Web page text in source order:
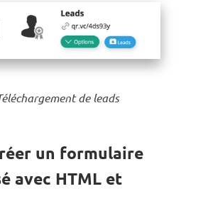
de leads
un formulaire
avec HTML et